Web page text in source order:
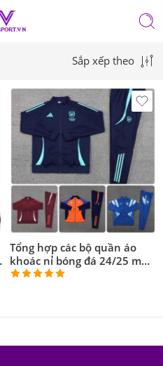
Sắp xếp theo
Tổng hợp các bộ quần áo
khoác nỉ bóng đá 24/25 mu
real arsenal juventus barca